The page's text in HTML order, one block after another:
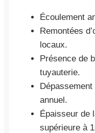
Écoulement
Remontées
locaux.
Présence de
tuyauterie.
Dépassement
annuel.
Épaisseur de
supérieure à